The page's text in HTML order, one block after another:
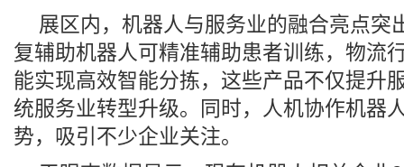
展区内，机器人与服务业的融合亮点突
复辅助机器人可精准辅助患者训练，物流
能实现高效智能分拣，这些产品不仅提升
统服务业转型升级。同时，人机协作机器
势，吸引不少企业关注。